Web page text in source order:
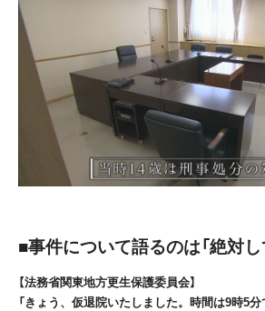
■事件について語るのは「絶対し
【法務省関東地方更生保護委員会】
「きょう、仮退院いたしました。時間は9時5分